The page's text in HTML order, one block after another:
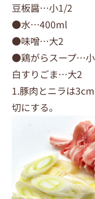
豆板醤…小1/2
●水…400ml
●味噌…大2
●鶏がらスープ…
白すりごま…大2
1.豚肉とニラは
切にする。